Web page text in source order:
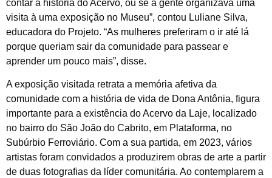
contar a história do Acervo, ou se a gente organizava uma
visita à uma exposição no Museu”, contou Luliane Silva,
educadora do Projeto. “As mulheres preferiram o ir até lá
porque queriam sair da comunidade para passear e
aprender um pouco mais”, disse.
A exposição visitada retrata a memória afetiva da
comunidade com a história de vida de Dona Antônia, figura
importante para a existência do Acervo da Laje, localizado
no bairro do São João do Cabrito, em Plataforma, no
Subúrbio Ferroviário. Com a sua partida, em 2023, vários
artistas foram convidados a produzirem obras de arte a partir
de duas fotografias da líder comunitária. Ao contemplarem a